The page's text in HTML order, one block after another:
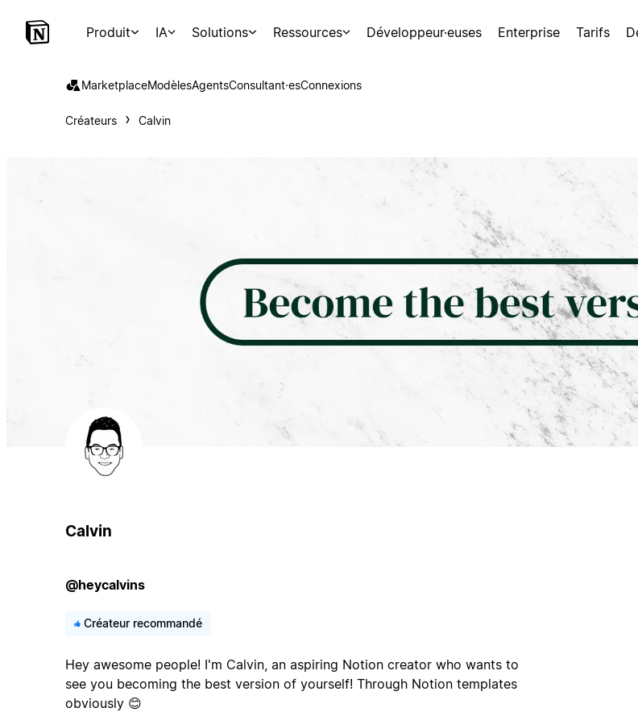
Produit IA Solutions Ressources Développeur·euses Enterprise Tarifs
MarketplaceModèlesAgentsConsultant·esConnexions
Créateurs Calvin
Calvin
@heycalvins
Créateur recommandé
Hey awesome people! I'm Calvin, an aspiring Notion creator who wants to
see you becoming the best version of yourself! Through Notion templates
obviously 😊